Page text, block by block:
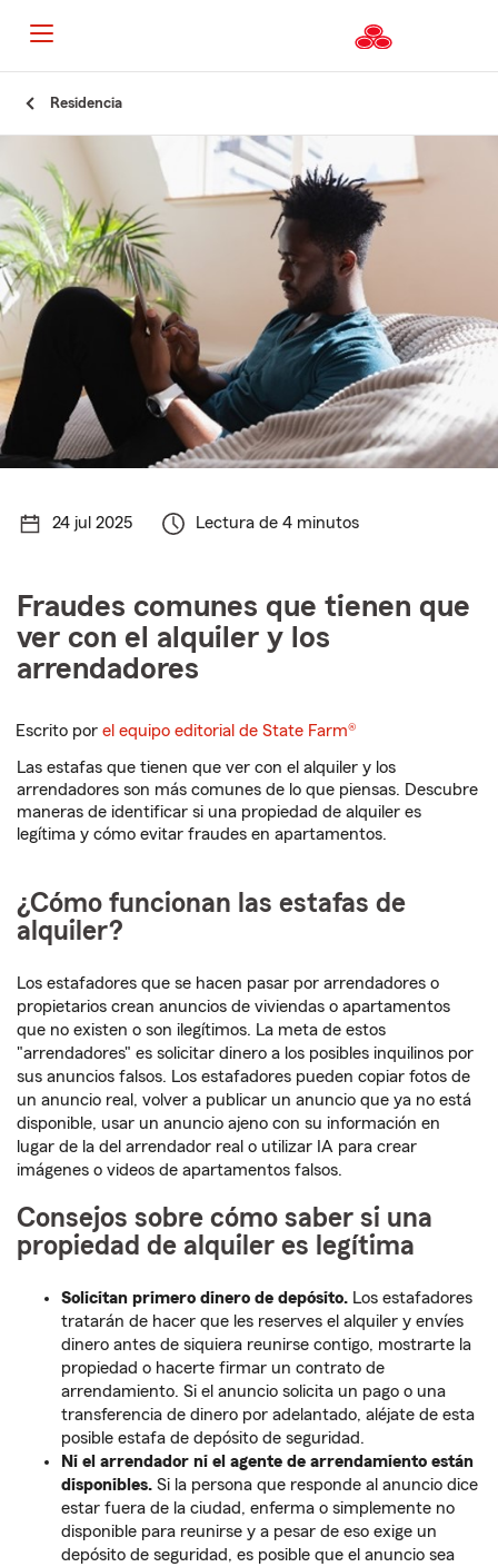
Residencia
24 jul 2025 Lectura de 4 minutos
Fraudes comunes que tienen que
ver con el alquiler y los
arrendadores
Escrito porel equipo editorial de State Farm®
Las estafas que tienen que ver con el alquiler y los
arrendadores son más comunes de lo que piensas. Descubre
maneras de identificar si una propiedad de alquiler es
legítima y cómo evitar fraudes en apartamentos.
¿Cómo funcionan las estafas de
alquiler?
Los estafadores que se hacen pasar por arrendadores o
propietarios crean anuncios de viviendas o apartamentos
que no existen o son ilegítimos. La meta de estos
"arrendadores" es solicitar dinero a los posibles inquilinos por
sus anuncios falsos. Los estafadores pueden copiar fotos de
un anuncio real, volver a publicar un anuncio que ya no está
disponible, usar un anuncio ajeno con su información en
lugar de la del arrendador real o utilizar IA para crear
imágenes o videos de apartamentos falsos.
Consejos sobre cómo saber si una
propiedad de alquiler es legítima
Solicitan primero dinero de depósito. Los estafadores
tratarán de hacer que les reserves el alquiler y envíes
dinero antes de siquiera reunirse contigo, mostrarte la
propiedad o hacerte firmar un contrato de
arrendamiento. Si el anuncio solicita un pago o una
transferencia de dinero por adelantado, aléjate de esta
posible estafa de depósito de seguridad.
Ni el arrendador ni el agente de arrendamiento están
disponibles. Si la persona que responde al anuncio dice
estar fuera de la ciudad, enferma o simplemente no
disponible para reunirse y a pesar de eso exige un
depósito de seguridad, es posible que el anuncio sea